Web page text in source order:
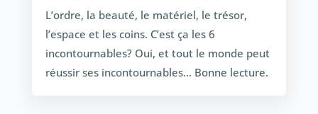
L’ordre, la beauté, le matériel, le trésor,
l’espace et les coins. C’est ça les 6
incontournables? Oui, et tout le monde peut
réussir ses incontournables… Bonne lecture.